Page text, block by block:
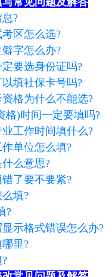
?
区怎么选?
字怎么办?
要选身份证吗?
填社保卡号吗?
格为什么不能选?
格)时间一定要填吗?
工作时间填什么?
单位怎么填?
么意思?
了要不要紧?
填?
?
示格式错误怎么办?
里?